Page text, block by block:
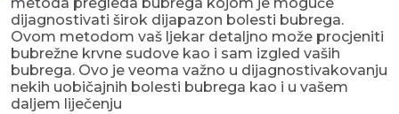
dijagnostivati širok dijapazon bolesti bubrega.
Ovom metodom vaš ljekar detaljno može procjeniti
bubrežne krvne sudove kao i sam izgled vaših
bubrega. Ovo je veoma važno u dijagnostivakovanju
nekih uobičajnih bolesti bubrega kao i u vašem
daljem liječenju